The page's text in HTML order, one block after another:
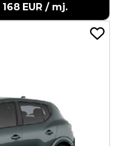
168 EUR / mj.